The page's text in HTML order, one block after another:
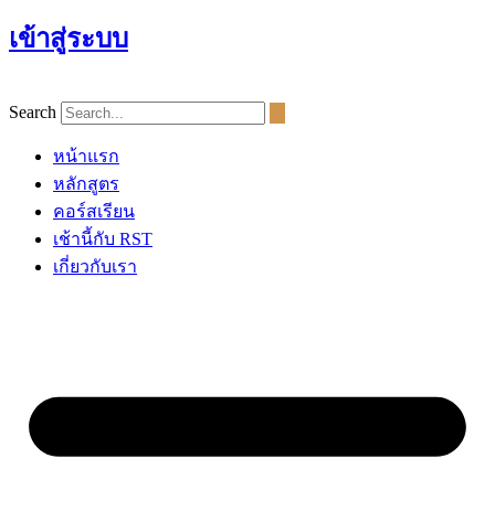
เข้าสู่ระบบ
Search
หน้าแรก
หลักสูตร
คอร์สเรียน
เช้านี้กับ RST
เกี่ยวกับเรา